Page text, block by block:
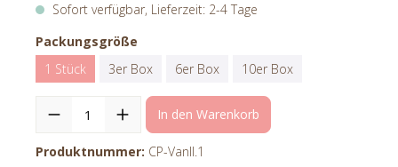
Sofort verfügbar, Lieferzeit: 2-4 Tage
Packungsgröße
1 Stück
3er Box 6er Box 10er Box
In den Warenkorb
Produktnummer: CP-Vanll.1